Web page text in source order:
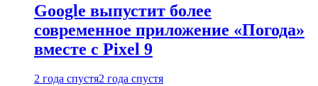
Google выпустит более
современное приложение «Погода»
вместе с Pixel 9
2 года спустя2 года спустя